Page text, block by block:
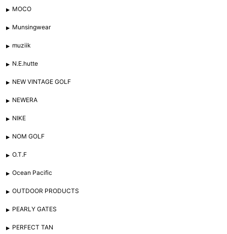
MOCO
Munsingwear
muziik
N.E.hutte
NEW VINTAGE GOLF
NEWERA
NIKE
NOM GOLF
O.T.F
Ocean Pacific
OUTDOOR PRODUCTS
PEARLY GATES
PERFECT TAN